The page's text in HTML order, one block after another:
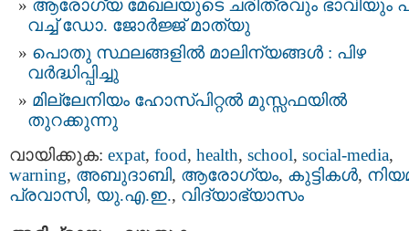
ആരോഗ്യ മേഖലയുടെ ചരിത്രവും ഭാവിയും
വച്ച് ഡോ. ജോര്‍ജ്ജ് മാത്യു
പൊതു സ്ഥലങ്ങളിൽ മാലിന്യങ്ങൾ : പിഴ
വർദ്ധിപ്പിച്ചു
മില്ലേനിയം ഹോസ്പിറ്റൽ മുസ്സഫയിൽ
തുറക്കുന്നു
വായിക്കുക: expat, food, health, school, social-media,
warning, അബുദാബി, ആരോഗ്യം, കുട്ടികള്‍,
പ്രവാസി, യു.എ.ഇ., വിദ്യാഭ്യാസം